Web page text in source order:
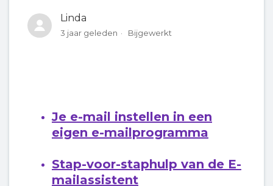
Linda
3 jaar geleden Bijgewerkt
Je e-mail instellen in een
eigen e-mailprogramma
Stap-voor-staphulp van de E-
mailassistent